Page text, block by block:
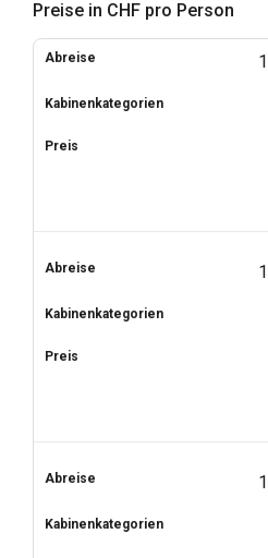
Preise in CHF pro Person